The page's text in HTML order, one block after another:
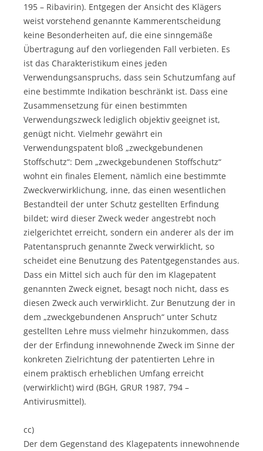
195 – Ribavirin). Entgegen der Ansicht des Klägers
weist vorstehend genannte Kammerentscheidung
keine Besonderheiten auf, die eine sinngemäße
Übertragung auf den vorliegenden Fall verbieten. Es
ist das Charakteristikum eines jeden
Verwendungsanspruchs, dass sein Schutzumfang auf
eine bestimmte Indikation beschränkt ist. Dass eine
Zusammensetzung für einen bestimmten
Verwendungszweck lediglich objektiv geeignet ist,
genügt nicht. Vielmehr gewährt ein
Verwendungspatent bloß „zweckgebundenen
Stoffschutz“: Dem „zweckgebundenen Stoffschutz“
wohnt ein finales Element, nämlich eine bestimmte
Zweckverwirklichung, inne, das einen wesentlichen
Bestandteil der unter Schutz gestellten Erfindung
bildet; wird dieser Zweck weder angestrebt noch
zielgerichtet erreicht, sondern ein anderer als der im
Patentanspruch genannte Zweck verwirklicht, so
scheidet eine Benutzung des Patentgegenstandes aus.
Dass ein Mittel sich auch für den im Klagepatent
genannten Zweck eignet, besagt noch nicht, dass es
diesen Zweck auch verwirklicht. Zur Benutzung der in
dem „zweckgebundenen Anspruch“ unter Schutz
gestellten Lehre muss vielmehr hinzukommen, dass
der der Erfindung innewohnende Zweck im Sinne der
konkreten Zielrichtung der patentierten Lehre in
einem praktisch erheblichen Umfang erreicht
(verwirklicht) wird (BGH, GRUR 1987, 794 –
Antivirusmittel).
cc)
Der dem Gegenstand des Klagepatents innewohnende